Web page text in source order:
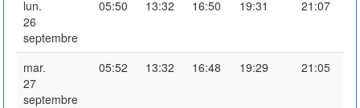
lun.
26
septembre
05:50 13:32 16:50 19:31 21:07
mar.
27
septembre
05:52 13:32 16:48 19:29 21:05